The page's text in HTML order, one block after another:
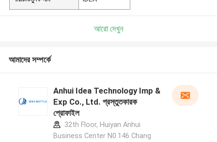
আরো দেখুন
আমাদের সম্পর্কে
Anhui Idea Technology Imp &
Exp Co., Ltd. প্রস্তুতকারক
প্রোফাইল
32th Floor, Huiyan Anhui
Business Center N0.146 Chang